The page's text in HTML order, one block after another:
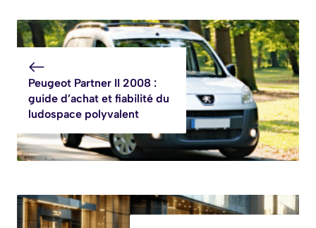
Peugeot Partner II 2008 :
guide d’achat et fiabilité du
ludospace polyvalent